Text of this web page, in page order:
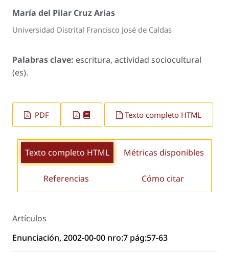
María del Pilar Cruz Arias
Universidad Distrital Francisco José de Caldas
Palabras clave: escritura, actividad sociocultural
(es).
PDF Texto completo HTML
Texto completo HTML Métricas disponibles
Referencias Cómo citar
Artículos
Enunciación, 2002-00-00 nro:7 pág:57-63